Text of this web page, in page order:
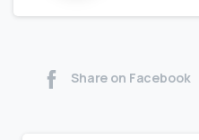
Share on Facebook